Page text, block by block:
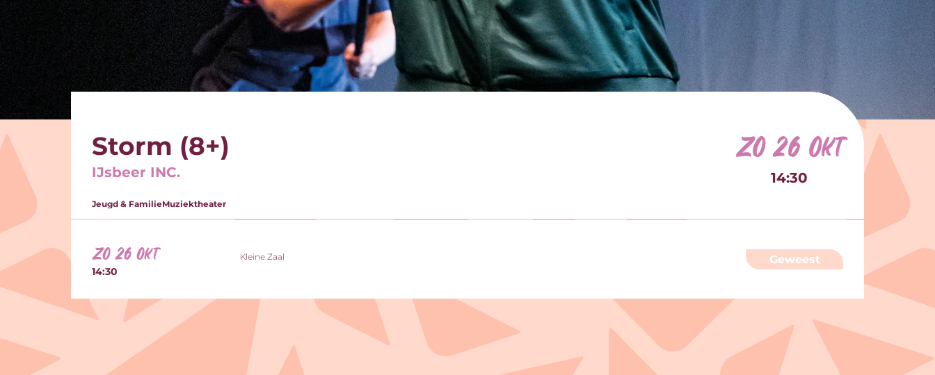
Storm (8+)
IJsbeer INC.
Jeugd & FamilieMuziektheater
zo 26 okt
14:30
zo 26 okt
14:30
Kleine Zaal Geweest